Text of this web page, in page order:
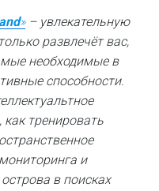
»– увлекательную
развлечёт вас,
необходимые в
способности.
тренировать
и
в поисках